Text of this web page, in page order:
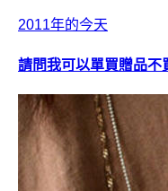
2011年的今天
請問我可以單買贈品不